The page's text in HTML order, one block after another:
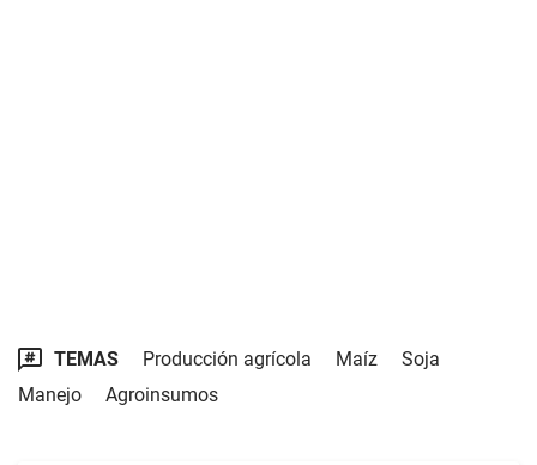
TEMAS Producción agrícola Maíz
Soja
Manejo
Agroinsumos